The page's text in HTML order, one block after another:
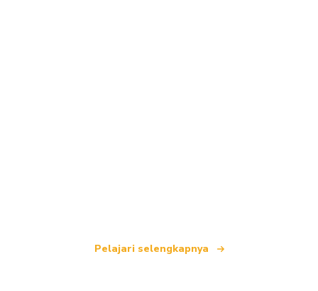
Pelajari selengkapnya